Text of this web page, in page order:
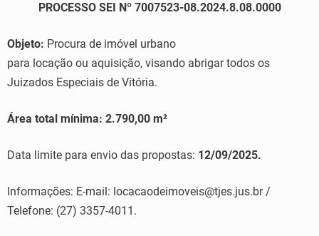
PROCESSO SEI Nº 7007523-08.2024.8.08.0000
Objeto: Procura de imóvel urbano
para locação ou aquisição, visando abrigar todos os
Juizados Especiais de Vitória.
Área total mínima: 2.790,00 m²
Data limite para envio das propostas: 12/09/2025.
Informações: E-mail: locacaodeimoveis@tjes.jus.br /
Telefone: (27) 3357-4011.